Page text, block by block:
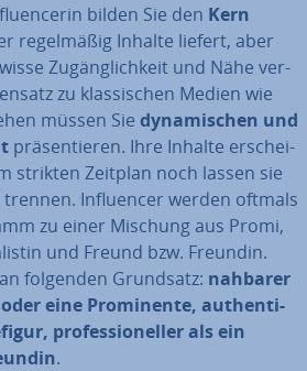
bilden Sie den Kern
re­gel­mä­ßig Inhalte liefert, aber
Zu­gäng­lich­keit und Nähe ver­
zu klas­si­schen Medien wie
müssen Sie dy­na­mi­schen und
prä­sen­tie­ren. Ihre Inhalte er­schei­
strikten Zeitplan noch lassen sie
In­fluen­cer werden oftmals
zu einer Mischung aus Promi,
und Freund bzw. Freundin.
folgenden Grundsatz: nahbarer
eine Pro­mi­nen­te, au­then­ti­
pro­fes­sio­nel­ler als ein
.